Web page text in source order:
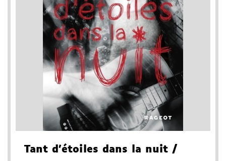
Tant d'étoiles dans la nuit /